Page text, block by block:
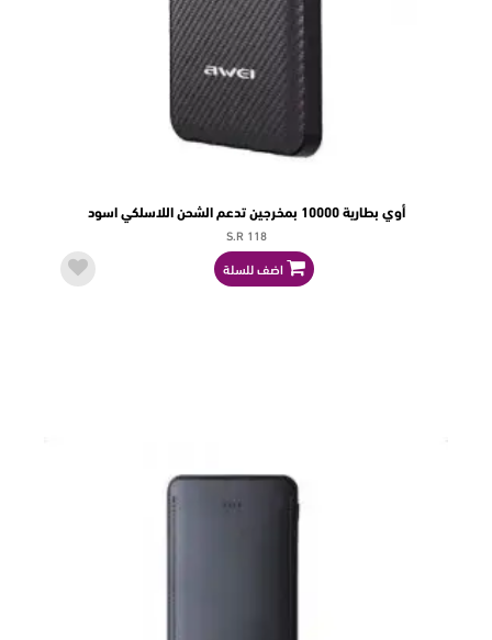
أوي بطارية 10000 بمخرجين تدعم الشحن اللاسلكي اسود
S.R 118
اضف للسلة